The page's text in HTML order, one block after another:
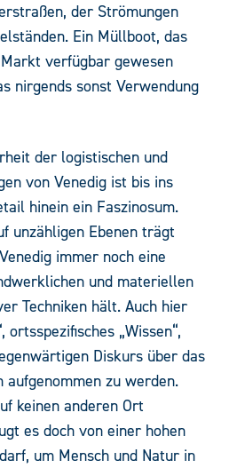
der Strömungen
Ein Müllboot, das
verfügbar gewesen
nirgends sonst Verwendung
der logistischen und
von Venedig ist bis ins
hinein ein Faszinosum.
unzähligen Ebenen trägt
immer noch eine
und materiellen
Techniken hält. Auch hier
ortsspezifisches „Wissen“,
Diskurs über das
aufgenommen zu werden.
keinen anderen Ort
es doch von einer hohen
um Mensch und Natur in